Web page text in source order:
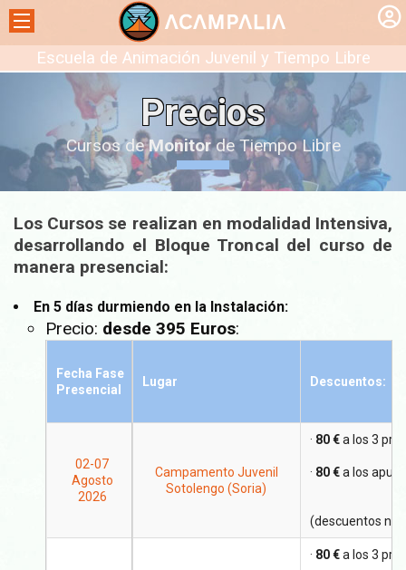
Escuela de Animación Juvenil y Tiempo Libre
Precios
Cursos deMonitorde Tiempo Libre
Los Cursos se realizan en modalidad Intensiva,
desarrollando el Bloque Troncal del curso de
manera presencial:
En 5 días durmiendo en la Instalación:
Precio: desde 395 Euros:
Lugar Descuentos:
Campamento Juvenil
Sotolengo (Soria)
· 80 €a los 3
· 80 €a los
(descuentos no
· 80 €a los 3
Fecha Fase
Presencial
02-07
Agosto
2026